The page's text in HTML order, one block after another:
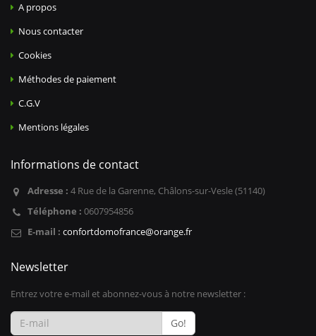
A propos
Nous contacter
Cookies
Méthodes de paiement
C.G.V
Mentions légales
Informations de contact
Adresse : 4 Rue de la Garenne, Châlons-sur-Vesle (51140)
Téléphone : 0607954856
E-mail : confortdomofrance@orange.fr
Newsletter
Entrez votre e-mail et abonnez-vous à notre newsletter :
Go!